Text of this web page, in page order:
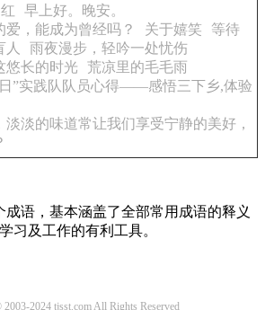
早上好。晚安。
爱，能成为曾经吗？
关于嬉笑
等待
人
雨夜漫步，轻吟一处忧伤
悠长的时光
荒凉里的毛毛雨
”实践队队员心得——感悟三下乡,体验
淡淡的味道常让我们享受宁静的美好，
成语，基本涵盖了全部常用成语的释义
习及工作的有利工具。
2024 tjsst.com All Rights Reserved